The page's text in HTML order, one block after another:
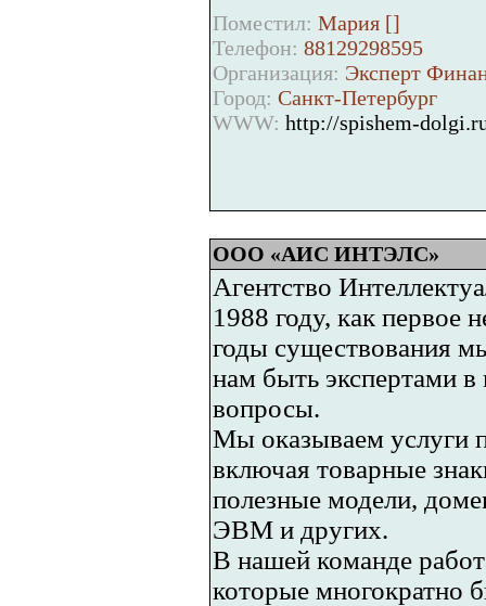
Поместил: Мария []
Телефон: 88129298595
Организация: Эксперт
Город: Санкт-Петербург
WWW: http://spishem-
ООО «АИС ИНТЭЛС»
Агентство
1988 году, как первое
годы существования
нам быть экспертами
вопросы.
Мы оказываем услуги
включая товарные
полезные модели,
ЭВМ и других.
В нашей команде
которые многократно